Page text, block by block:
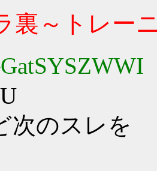
裏～トレー
次のスレを